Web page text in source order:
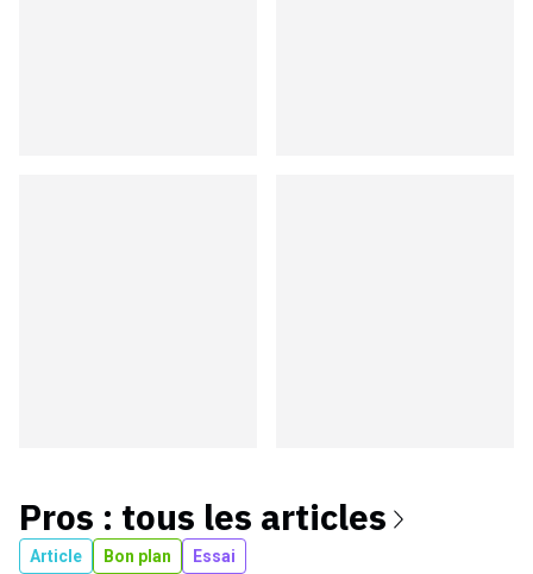
Pros : tous les articles
Article Bon plan Essai